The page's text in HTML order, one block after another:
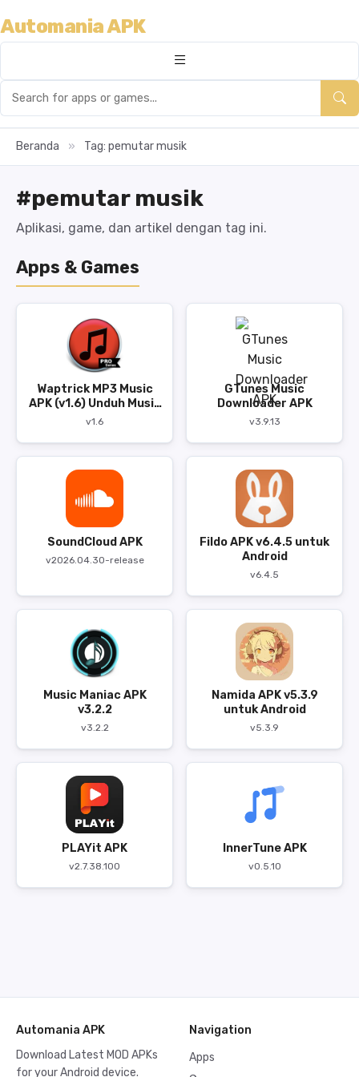
Automania APK
Beranda » Tag: pemutar musik
#pemutar musik
Aplikasi, game, dan artikel dengan tag ini.
Apps & Games
Waptrick MP3 Music
APK (v1.6) Unduh Musik
Gratis
v1.6
GTunes Music
Downloader APK
v3.9.13
SoundCloud APK
v2026.04.30-release
Fildo APK v6.4.5 untuk
Android
v6.4.5
Music Maniac APK
v3.2.2
v3.2.2
Namida APK v5.3.9
untuk Android
v5.3.9
PLAYit APK
v2.7.38.100
InnerTune APK
v0.5.10
Automania APK
Download Latest MOD APKs
for your Android device.
Navigation
Apps